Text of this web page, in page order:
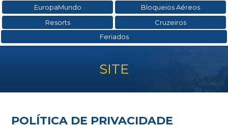
EuropaMundo
Bloqueios Aéreos
Resorts
Cruzeiros
Feriados
SITE
POLÍTICA DE PRIVACIDADE